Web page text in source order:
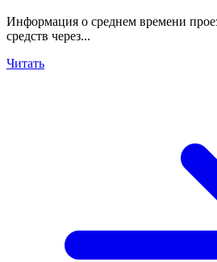
Информация о среднем времени
средств через...
Читать